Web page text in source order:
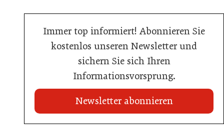
Immer top informiert! Abonnieren Sie
kostenlos unseren Newsletter und
sichern Sie sich Ihren
Informationsvorsprung.
Newsletter abonnieren